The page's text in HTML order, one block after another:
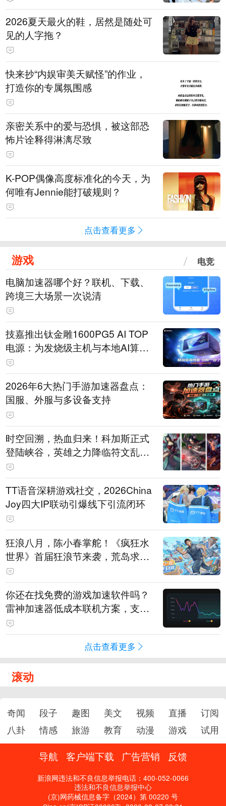
2026夏天最火的鞋，居然是随处可
见的人字拖？
快来抄“内娱审美天赋怪”的作业，
打造你的专属氛围感
亲密关系中的爱与恐惧，被这部恐
怖片诠释得淋漓尽致
K-POP偶像高度标准化的今天，为
何唯有Jennie能打破规则？
点击查看更多
游戏 电竞
电脑加速器哪个好？联机、下载、
跨境三大场景一次说清
技嘉推出钛金雕1600PG5 AI TOP
电源：为发烧级主机与本地AI算力
打造旗舰供电方案
2026年6大热门手游加速器盘点：
国服、外服与多设备支持
时空回溯，热血归来！科加斯正式
登陆峡谷，英雄之力降临符文乱
斗！
TT语音深耕游戏社交，2026China
Joy四大IP联动引爆线下引流闭环
狂浪八月，陈小春掌舵！《疯狂水
世界》首届狂浪节来袭，荒岛求生
直播即将开启
你还在找免费的游戏加速软件吗？
雷神加速器低成本联机方案，支持
免费试用
点击查看更多
滚动
奇闻 段子 趣图 美文 视频 直播
订阅
八卦
情感 旅游 教育 动漫 游戏 试用
导航 客户端下载 广告营销 反馈
新浪网违法和不良信息举报电话：400-052-0066
违法和不良信息举报中心
(京)网药械信息备字（2024）第 00220 号